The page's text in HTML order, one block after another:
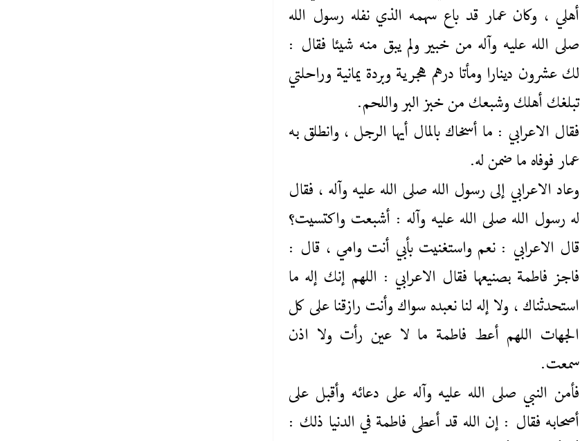
أهلي ، وكان عمار قد باع سهمه الذي نفله رسول الله
صلى ‌الله ‌عليه‌ وآله من خبير ولم يبق منه شيئا فقال :
لك عشرون دينارا ومأتا درهم هجرية وبردة يمانية وراحلتي
تبلغك أهلك وشبعك من خبز البر واللحم.
فقال الاعرابي : ما أسخاك بالمال أيها الرجل ، وانطلق به
عمار فوفاه ما ضمن له.
وعاد الاعرابي إلى رسول الله صلى ‌الله ‌عليه‌ وآله ، فقال
له رسول الله صلى ‌الله ‌عليه‌ وآله : أشبعت واكتسيت؟
قال الاعرابي : نعم واستغنيت بأبي أنت وامي ، قال :
فاجز فاطمة بصنيعها فقال الاعرابي : اللهم إنك إله ما
استحدثناك ، ولا إله لنا نعبده سواك وأنت رازقنا على كل
الجهات اللهم أعط فاطمة ما لا عين رأت ولا اذن
سمعت.
فأمن النبي صلى ‌الله ‌عليه‌ وآله على دعائه وأقبل على
أصحابه فقال : إن الله قد أعطى فاطمة في الدنيا ذلك :